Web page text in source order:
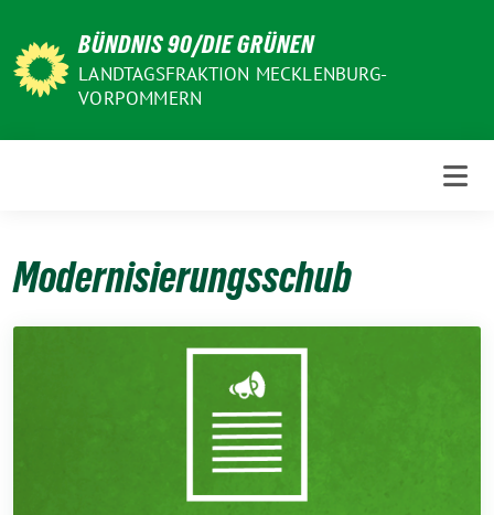
zum
Inhalt
BÜNDNIS 90/DIE GRÜNEN
LANDTAGSFRAKTION MECKLENBURG-
VORPOMMERN
Modernisierungsschub